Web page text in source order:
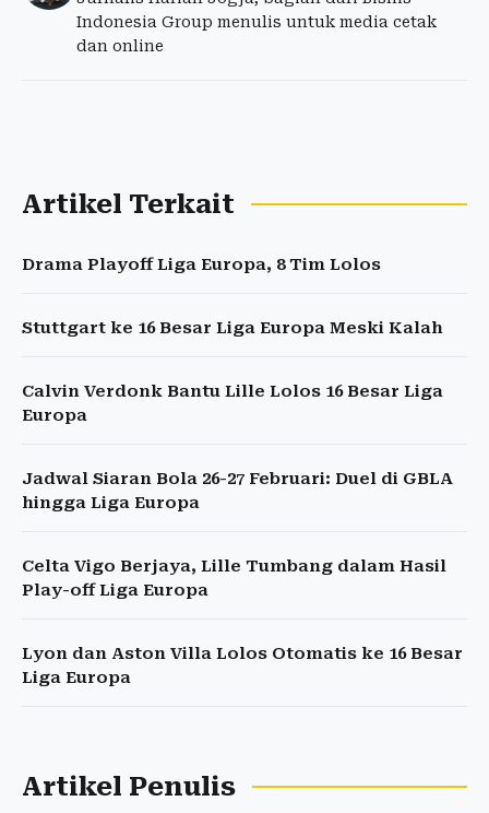
Indonesia Group menulis untuk media cetak
dan online
Artikel Terkait
Drama Playoff Liga Europa, 8 Tim Lolos
Stuttgart ke 16 Besar Liga Europa Meski Kalah
Calvin Verdonk Bantu Lille Lolos 16 Besar Liga
Europa
Jadwal Siaran Bola 26-27 Februari: Duel di GBLA
hingga Liga Europa
Celta Vigo Berjaya, Lille Tumbang dalam Hasil
Play-off Liga Europa
Lyon dan Aston Villa Lolos Otomatis ke 16 Besar
Liga Europa
Artikel Penulis